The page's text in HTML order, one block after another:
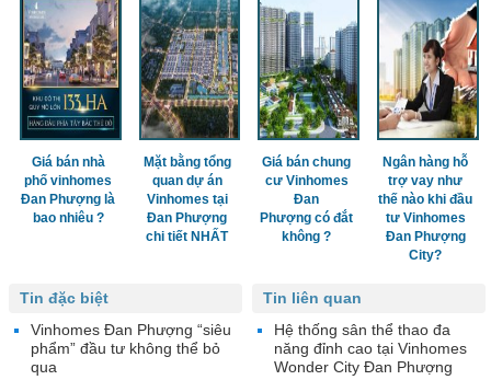
Giá bán nhà
phố vinhomes
Đan Phượng là
bao nhiêu ?
Mặt bằng tổng
quan dự án
Vinhomes tại
Đan Phượng
chi tiết NHẤT
Giá bán chung
cư Vinhomes
Đan
Phượng có đắt
không ?
Ngân hàng hỗ
trợ vay như
thế nào khi đầu
tư Vinhomes
Đan Phượng
City?
Tin liên quan
Hệ thống sân thể thao đa
năng đỉnh cao tại Vinhomes
Wonder City Đan Phượng
Tin đặc biệt
Vinhomes Đan Phượng “siêu
phẩm” đầu tư không thể bỏ
qua